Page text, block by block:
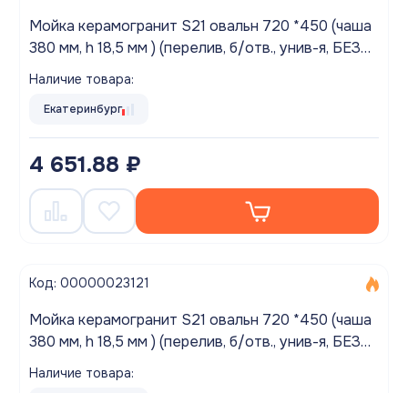
Мойка керамогранит S21 овальн 720 *450 (чаша
380 мм, h 18,5 мм ) (перелив, б/отв., унив-я, БЕЗ
Наличие товара:
Екатеринбург
4 651.88 ₽
Код: 00000023121
Мойка керамогранит S21 овальн 720 *450 (чаша
380 мм, h 18,5 мм ) (перелив, б/отв., унив-я, БЕЗ
Наличие товара: